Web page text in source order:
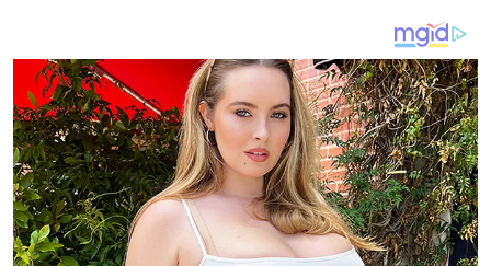
ट
खे
ल
क्रि
के
ट
I